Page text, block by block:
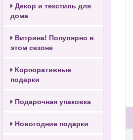
Декор и текстиль для
дома
Витрина! Популярно в
этом сезоне
Корпоративные
подарки
Подарочная упаковка
Новогодние подарки